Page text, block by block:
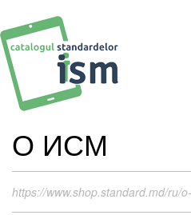
О ИСМ
https://www.shop.standard.md/ru/